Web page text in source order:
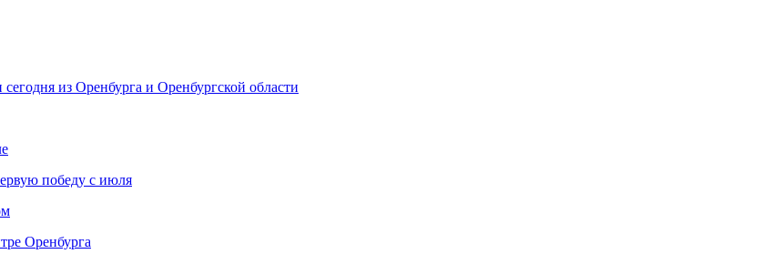
из Оренбурга и Оренбургской области
победу с июля
Оренбурга